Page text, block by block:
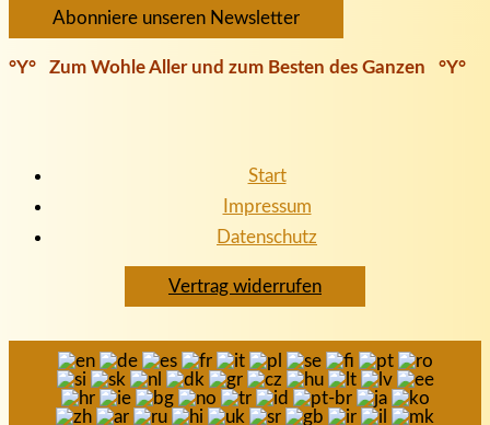
Abonniere unseren Newsletter
°Y° Zum Wohle Aller und zum Besten des Ganzen °Y°
Start
Impressum
Datenschutz
Vertrag widerrufen